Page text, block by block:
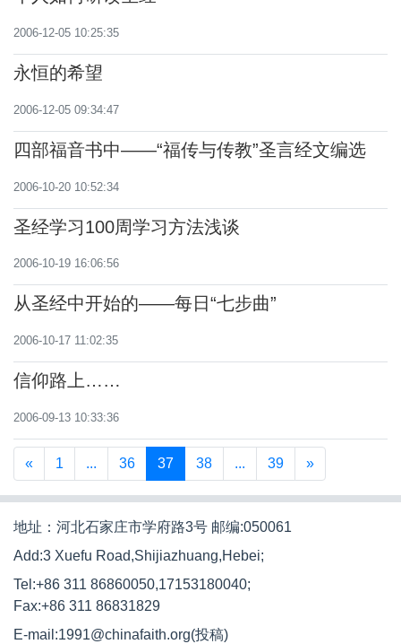
2006-12-05 10:25:35
永恒的希望
2006-12-05 09:34:47
四部福音书中——“福传与传教”圣言经文编选
2006-10-20 10:52:34
圣经学习100周学习方法浅谈
2006-10-19 16:06:56
从圣经中开始的——每日“七步曲”
2006-10-17 11:02:35
信仰路上……
2006-09-13 10:33:36
« 1 ... 36 37 38 ... 39 »
地址：河北石家庄市学府路3号 邮编:050061
Add:3 Xuefu Road,Shijiazhuang,Hebei;
Tel:+86 311 86860050,17153180040;
Fax:+86 311 86831829
E-mail:1991@chinafaith.org(投稿)